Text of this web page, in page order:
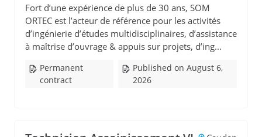
Fort d’une expérience de plus de 30 ans, SOM
ORTEC est l’acteur de référence pour les activités
d’ingénierie d’études multidisciplinaires, d’assistance
à maîtrise d’ouvrage & appuis sur projets, d’ing...
Permanent
contract
Published on August 6,
2026